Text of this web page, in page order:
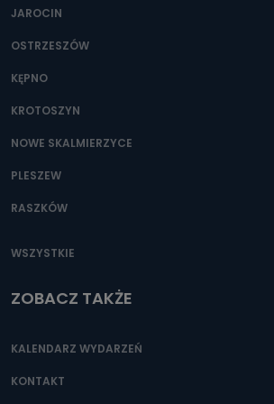
e-mailowo pod adresem: poczta@tvproart.pl
JAROCIN
OSTRZESZÓW
KĘPNO
KROTOSZYN
NOWE SKALMIERZYCE
PLESZEW
RASZKÓW
WSZYSTKIE
ZOBACZ TAKŻE
KALENDARZ WYDARZEŃ
KONTAKT